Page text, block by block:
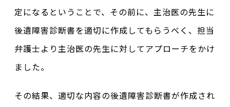
定になるということで、その前に、主治医の先生に
後遺障害診断書を適切に作成してもらうべく、担当
弁護士より主治医の先生に対してアプローチをかけ
ました。
その結果、適切な内容の後遺障害診断書が作成され